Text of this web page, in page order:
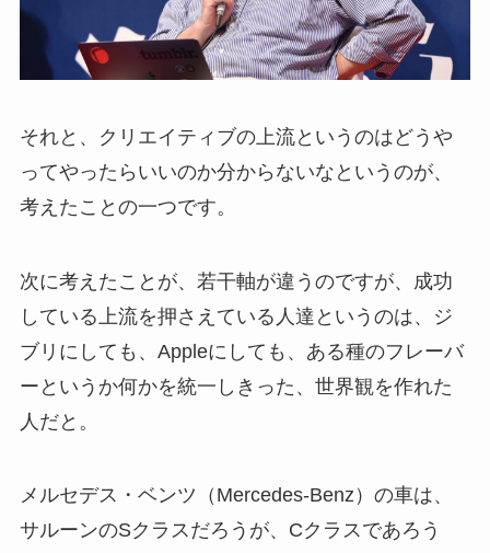
それと、クリエイティブの上流というのはどうや
ってやったらいいのか分からないなというのが、
考えたことの一つです。
次に考えたことが、若干軸が違うのですが、成功
している上流を押さえている人達というのは、ジ
ブリにしても、Appleにしても、ある種のフレーバ
ーというか何かを統一しきった、世界観を作れた
人だと。
メルセデス・ベンツ（Mercedes-Benz）の車は、
サルーンのSクラスだろうが、Cクラスであろう